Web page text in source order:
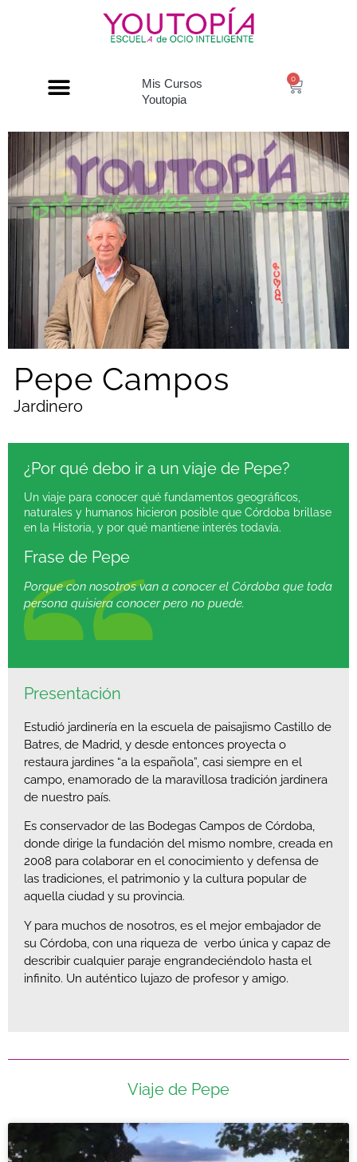
Mis Cursos
Youtopia
0
Pepe Campos
Jardinero
¿Por qué debo ir a un viaje de Pepe?
Un viaje para conocer qué fundamentos geográficos,
naturales y humanos hicieron posible que Córdoba brillase
en la Historia, y por qué mantiene interés todavía.
Frase de Pepe
Porque con nosotros van a conocer el Córdoba que toda
persona quisiera conocer pero no puede.
Presentación
Estudió jardinería en la escuela de paisajismo Castillo de
Batres, de Madrid, y desde entonces proyecta o
restaura jardines “a la española”, casi siempre en el
campo, enamorado de la maravillosa tradición jardinera
de nuestro país.
Es conservador de las Bodegas Campos de Córdoba,
donde dirige la fundación del mismo nombre, creada en
2008 para colaborar en el conocimiento y defensa de
las tradiciones, el patrimonio y la cultura popular de
aquella ciudad y su provincia.
Y para muchos de nosotros, es el mejor embajador de
su Córdoba, con una riqueza de verbo única y capaz de
describir cualquier paraje engrandeciéndolo hasta el
infinito. Un auténtico lujazo de profesor y amigo.
Viaje de Pepe